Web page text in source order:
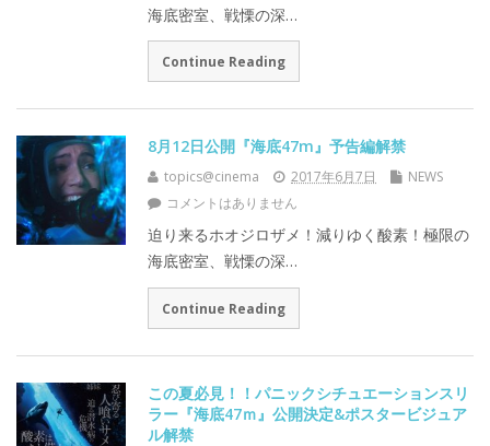
海底密室、戦慄の深…
Continue Reading
8月12日公開『海底47m』予告編解禁
topics@cinema 2017年6月7日
NEWS
コメントはありません
迫り来るホオジロザメ！減りゆく酸素！極限の
海底密室、戦慄の深…
Continue Reading
この夏必見！！パニックシチュエーションスリ
ラー『海底47ｍ』公開決定&ポスタービジュア
ル解禁